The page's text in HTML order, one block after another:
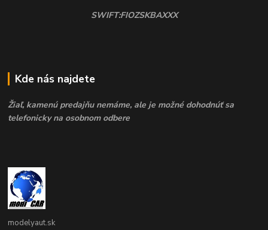
SWIFT:FIOZSKBAXXX
Kde nás najdete
Žiaľ, kamenú predajňu nemáme, ale je možné dohodnúť sa
telefonicky na osobnom odbere
modelyaut.sk